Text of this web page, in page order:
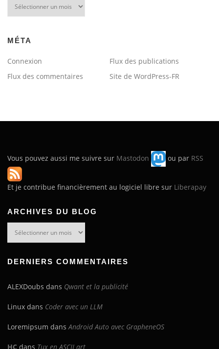
MÉTA
Connexion
Flux des publications
Flux des commentaires
Site de WordPress-FR
Vous pouvez aussi me suivre sur Mastodon ou par RSS
Et je contribue financièrement au logiciel libre sur Liberapay
ARCHIVES DU BLOG
DERNIERS COMMENTAIRES
ALEXDoubs dans Qwant et la publicité
Linux dans Coder avec un LLM
Loremipsum dansAndroid Auto avec GrapheneOS
HC dans Tux en ASCII art